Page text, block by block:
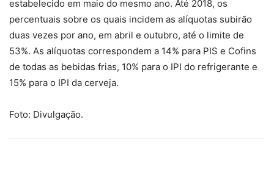
estabelecido em maio do mesmo ano. Até 2018, os
percentuais sobre os quais incidem as alíquotas subirão
duas vezes por ano, em abril e outubro, até o limite de
53%. As alíquotas correspondem a 14% para PIS e Cofins
de todas as bebidas frias, 10% para o IPI do refrigerante e
15% para o IPI da cerveja.
Foto: Divulgação.